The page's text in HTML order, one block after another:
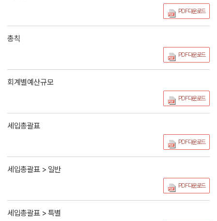
PDF다운로드
총칙
PDF다운로드
회계별예산규모
PDF다운로드
세입총괄표
PDF다운로드
세입총괄표 > 일반
PDF다운로드
세입총괄표 > 특별